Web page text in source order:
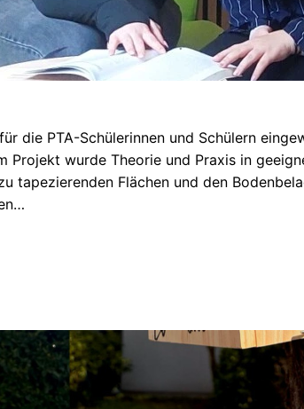
die PTA-Schülerinnen und Schülern
Projekt wurde Theorie und Praxis in
tapezierenden Flächen und den